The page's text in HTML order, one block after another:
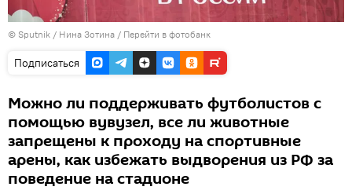
© Sputnik / Нина Зотина / Перейти в фотобанк
Подписаться
Можно ли поддерживать футболистов с
помощью вувузел, все ли животные
запрещены к проходу на спортивные
арены, как избежать выдворения из РФ за
поведение на стадионе